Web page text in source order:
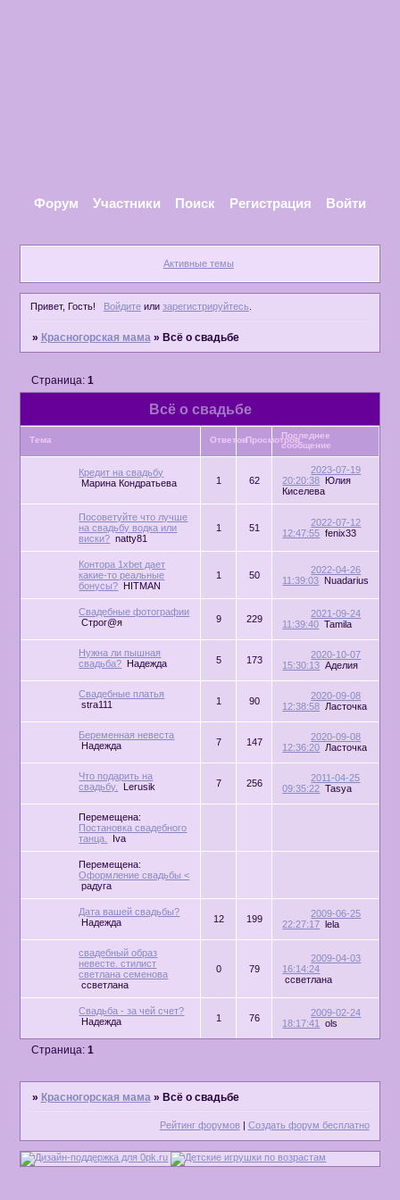
Форум Участники Поиск Регистрация Войти
Активные темы
Привет, Гость! Войдитеили зарегистрируйтесь.
» Красногорская мама » Всё о свадьбе
Всё о свадьбе
Страница: 1
Тема ОтветовПросмотровПоследнее
сообщение
Кредит на свадьбу
Марина Кондратьева
1 62
2023-07-19
20:20:38
Юлия
Киселева
Посоветуйте что лучше
на свадьбу водка или
виски? natty81
1 51
2022-07-12
12:47:55 fenix33
Контора 1xbet дает
какие-то реальные
бонусы?
HITMAN
1 50
2022-04-26
11:39:03 Nuadarius
Свадебные фотографии
Строг@я
9 229
2021-09-24
11:39:40 Tamila
Нужна ли пышная
свадьба?
Надежда 5 173
2020-10-07
15:30:13 Аделия
Свадебные платья
stra111
1 90
2020-09-08
12:38:58 Ласточка
Беременная невеста
Надежда
7 147
2020-09-08
12:36:20 Ласточка
Что подарить на
свадьбу.
Lerusik 7 256
2011-04-25
09:35:22 Tasya
Перемещена:
Постановка свадебного
танца.
Iva
Перемещена:
Оформление свадьбы <
радуга
Дата вашей свадьбы?
Надежда
12 199
2009-06-25
22:27:17
lela
свадебный образ
невесте. стилист
светлана семенова
ссветлана
0 79
2009-04-03
16:14:24
ссветлана
Свадьба - за чей счет?
Надежда
1 76
2009-02-24
18:17:41
ols
Страница: 1
» Красногорская мама » Всё о свадьбе
Рейтинг форумов| Создать форум бесплатно